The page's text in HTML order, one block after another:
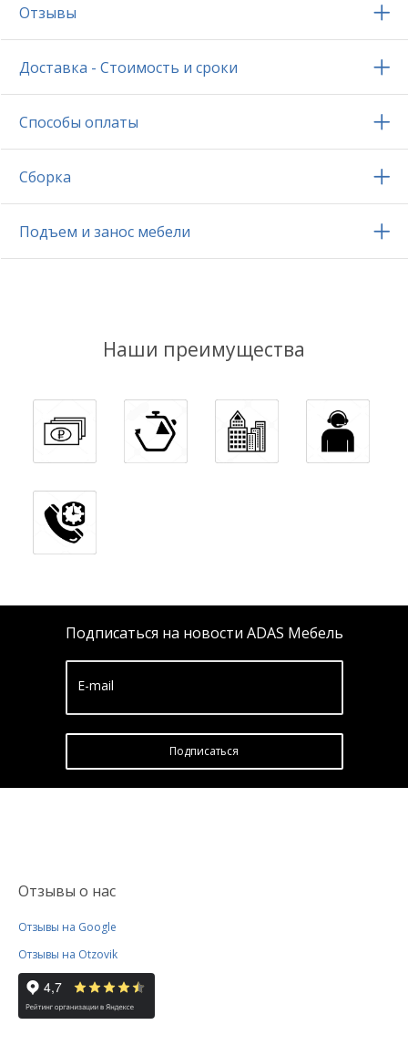
Отзывы
Доставка - Стоимость и сроки
Способы оплаты
Сборка
Подъем и занос мебели
Наши преимущества
Подписаться на новости ADAS Мебель
E-mail
Подписатьcя
Отзывы о нас
Отзывы на Google
Отзывы на Otzovik